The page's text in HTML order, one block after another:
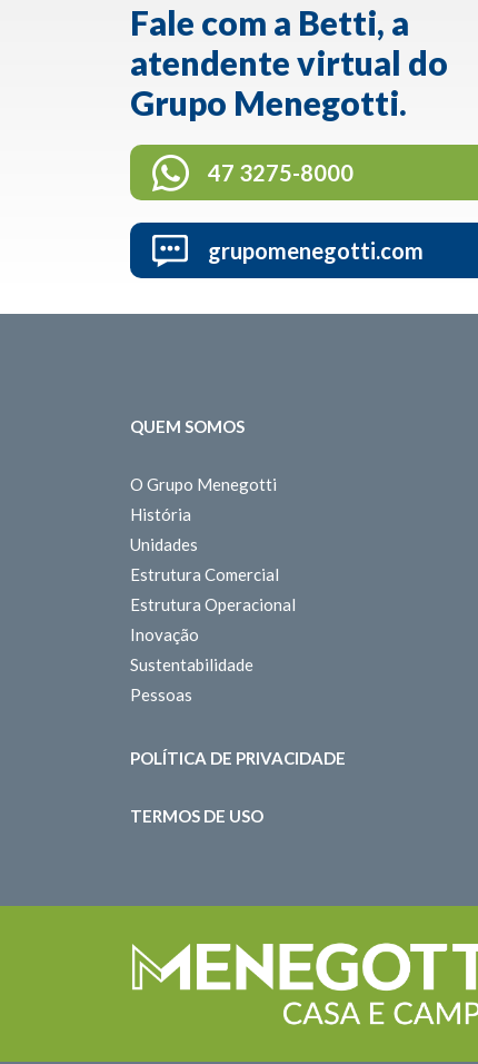
Fale com a Betti, a
atendente virtual do
Grupo Menegotti.
47 3275-8000
grupomenegotti.com
QUEM SOMOS
O Grupo Menegotti
História
Unidades
Estrutura Comercial
Estrutura Operacional
Inovação
Sustentabilidade
Pessoas
POLÍTICA DE PRIVACIDADE
TERMOS DE USO